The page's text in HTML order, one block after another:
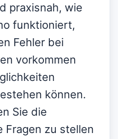
praxisnah, wie
funktioniert,
Fehler bei
vorkommen
können.
Sie die
Fragen zu stellen